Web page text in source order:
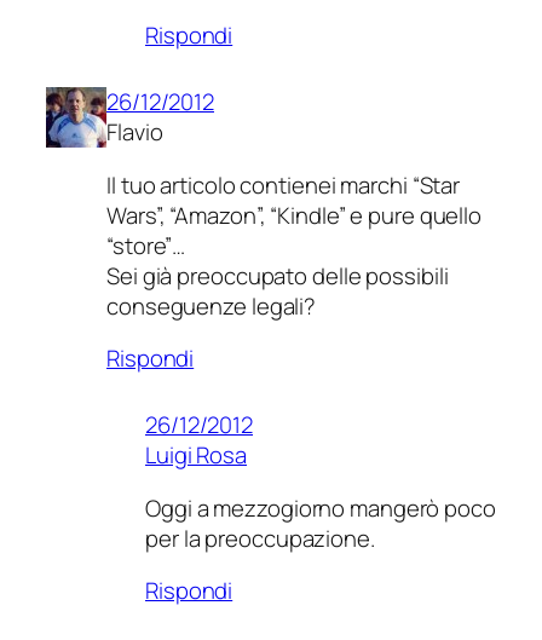
Rispondi
26/12/2012
Flavio
Il tuo articolo contienei marchi “Star
Wars”, “Amazon”, “Kindle” e pure quello
“store”…
Sei già preoccupato delle possibili
conseguenze legali?
Rispondi
26/12/2012
Luigi Rosa
Oggi a mezzogiorno mangerò poco
per la preoccupazione.
Rispondi